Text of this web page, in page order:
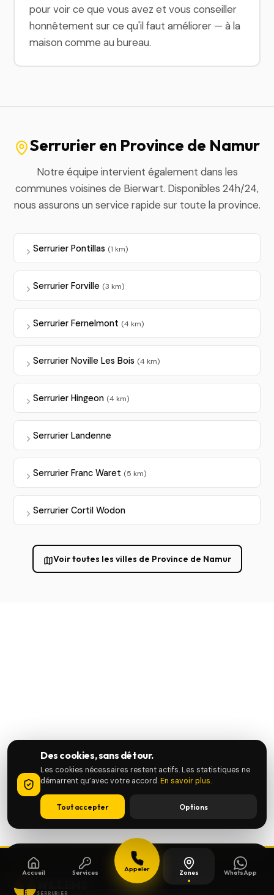
Accueil Services Appeler Zones WhatsApp
pour voir ce que vous avez et vous conseiller
honnêtement sur ce qu'il faut améliorer — à la
maison comme au bureau.
Serrurier en Province de Namur
Notre équipe intervient également dans les
communes voisines de Bierwart. Disponibles 24h/24,
nous assurons un service rapide sur toute la province.
Serrurier Pontillas (1 km)
Serrurier Forville (3 km)
Serrurier Fernelmont (4 km)
Serrurier Noville Les Bois (4 km)
Serrurier Hingeon (4 km)
Serrurier Landenne
Serrurier Franc Waret (5 km)
Serrurier Cortil Wodon
Voir toutes les villes de Province de Namur
SERRURIER
Des cookies, sans détour.
Les cookies nécessaires restent actifs. Les statistiques ne
démarrent qu’avec votre accord.En savoir plus.
Tout accepter Options